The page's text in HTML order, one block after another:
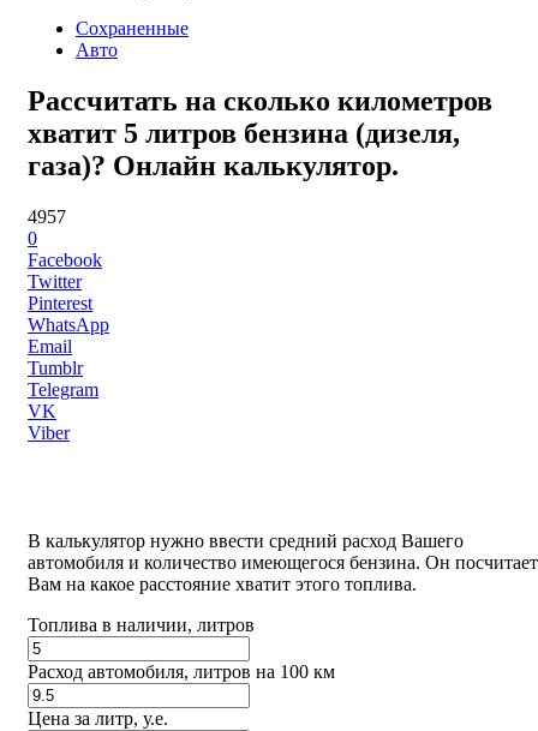
Сохраненные
Авто
Рассчитать на сколько километров
хватит 5 литров бензина (дизеля,
газа)? Онлайн калькулятор.
4957
0
Facebook
Twitter
Pinterest
WhatsApp
Email
Tumblr
Telegram
VK
Viber
В калькулятор нужно ввести средний расход Вашего
автомобиля и количество имеющегося бензина. Он посчитает
Вам на какое расстояние хватит этого топлива.
Топлива в наличии, литров
Расход автомобиля, литров на 100 км
Цена за литр, у.е.